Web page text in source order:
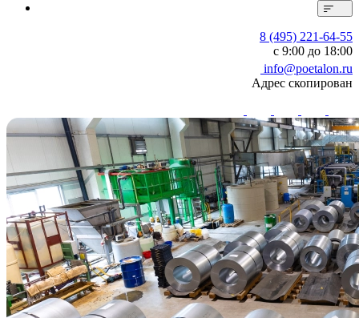
8 (495) 221-64-55
с 9:00 до 18:00
info@poetalon.ru
Адрес скопирован